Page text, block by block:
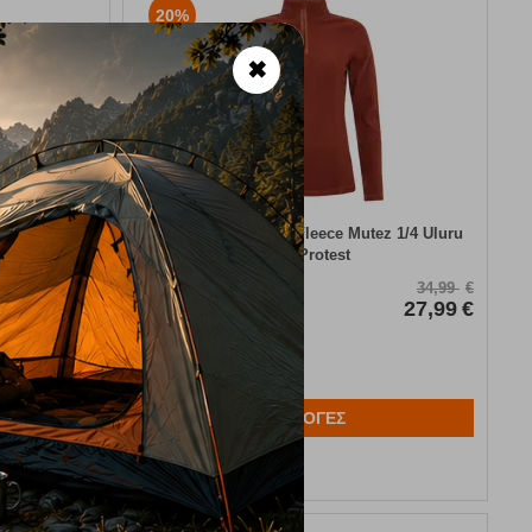
1/4 True
34,99 €
27,99 €
20%
Γυναικεία Μπλούζα Fleece Mutez 1/4 Uluru
Rust Protest
Κωδικός:
Άμεσαδιαθέσιμο
34,99 €
27,99 €
Μέγεθος:
38-M
ΕΠΙΛΟΓΕΣ
Αγαπημένα
✖